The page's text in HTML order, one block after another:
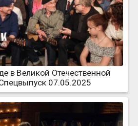
в Великой Отечественной
07.05.2025